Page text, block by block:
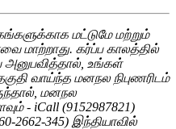
மட்டுமே மற்றும்
மாற்றாது. கர்ப்ப காலத்தில்
அனுபவித்தால், உங்கள்
வாய்ந்த மனநல நிபுணரிடம்
மனநல
- iCall (9152987821)
2662-345) இந்தியாவில்